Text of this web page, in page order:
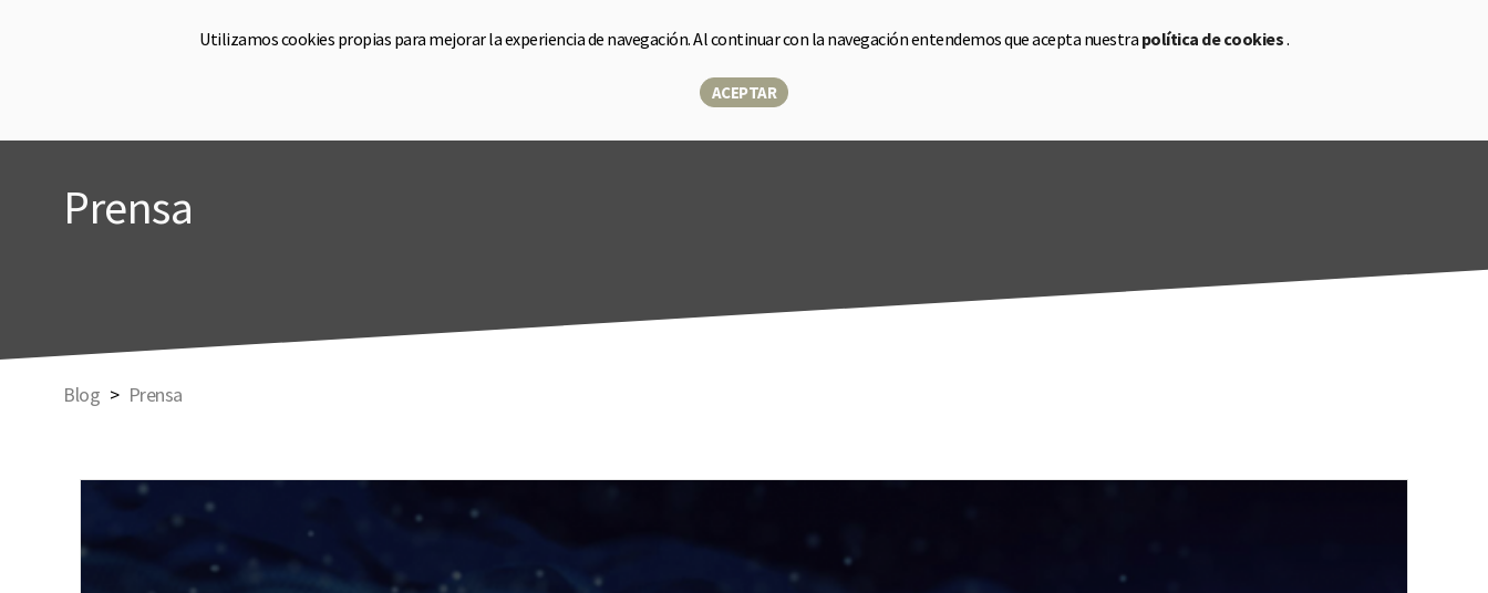
Utilizamos cookies propias para mejorar la experiencia de navegación. Al continuar con la navegación entendemos que acepta nuestra política de cookies.
ACEPTAR
Home Sensor Soluciones ▾ Sobre nosotros Blog Tienda CA EN ES
Prensa
Blog Prensa